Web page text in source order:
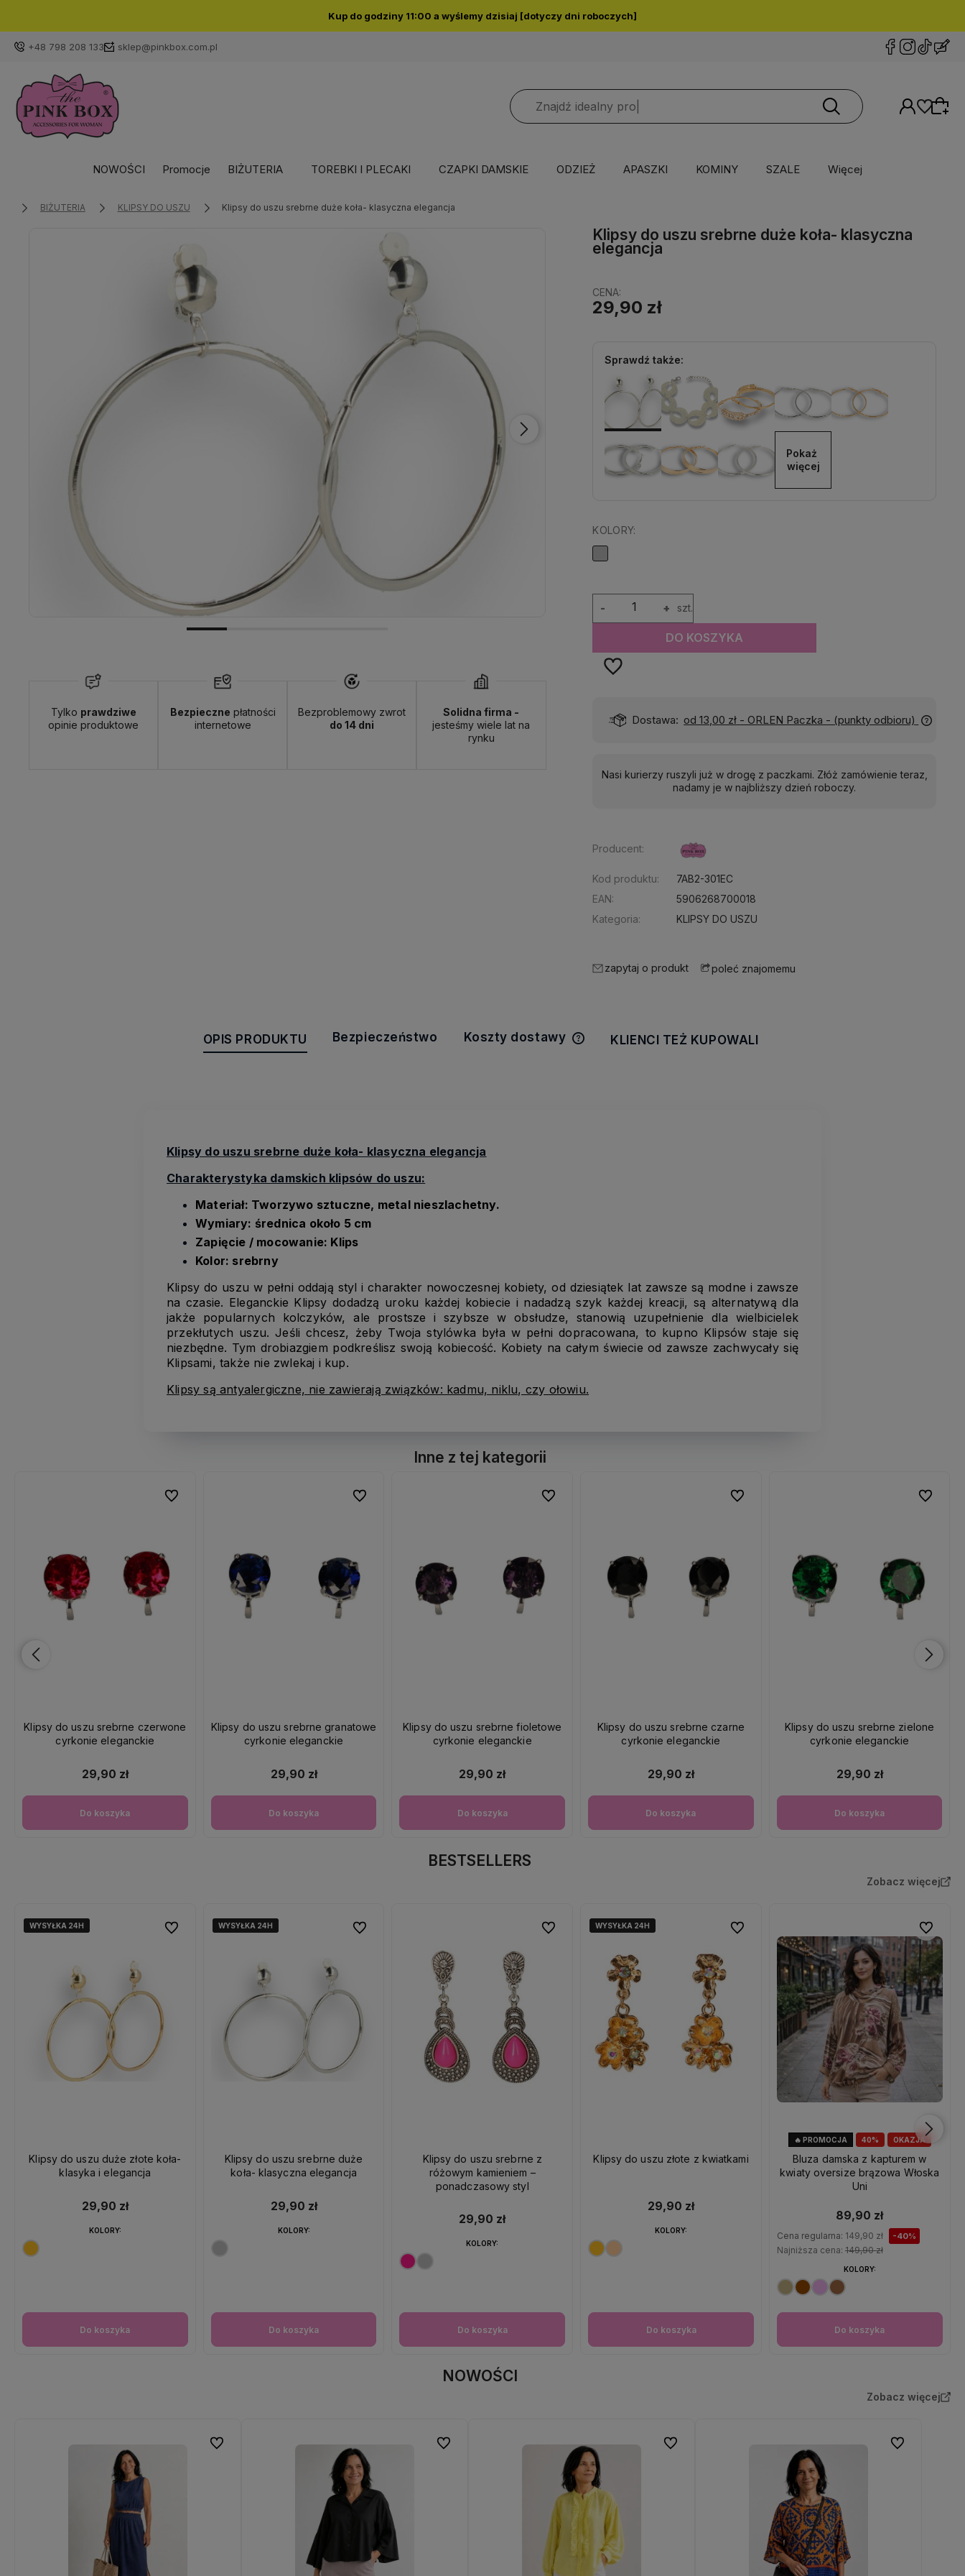
Kup do godziny 11:00 a wyślemy dzisiaj [dotyczy dni roboczych]
+48 798 208 133 sklep@pinkbox.com.pl
NOWOŚCI Promocje BIŻUTERIA TOREBKI I PLECAKI CZAPKI DAMSKIE ODZIEŻ APASZKI KOMINY SZALE Więcej
BIŻUTERIA KLIPSY DO USZU Klipsy do uszu srebrne duże koła- klasyczna elegancja
Tylko prawdziwe
opinie produktowe
Bezpieczne płatności
internetowe
Bezproblemowy zwrot
do 14 dni
Solidna firma -
jesteśmy wiele lat na
rynku
Klipsy do uszu srebrne duże koła- klasyczna
elegancja
CENA:
29,90 zł
Sprawdź także:
Pokaż
więcej
KOLORY:
+
- szt.
DO KOSZYKA
Wyślemy do Ciebie w: 24 godziny Dostawa: od 13,00 zł - ORLEN Paczka - (punkty odbioru) Wyślemy do Ciebie w: 24 godziny
Nasi kurierzy ruszyli już w drogę z paczkami. Złóż zamówienie teraz,
nadamy je w najbliższy dzień roboczy.
Producent:
Kod produktu:
7AB2-301EC
EAN:
5906268700018
Kategoria:
KLIPSY DO USZU
zapytaj o produkt poleć znajomemu
OPIS PRODUKTU Bezpieczeństwo Koszty dostawy KLIENCI TEŻ KUPOWALI
Klipsy do uszu srebrne duże koła- klasyczna elegancja
Charakterystyka damskich klipsów do uszu:
Materiał: Tworzywo sztuczne, metal nieszlachetny.
Wymiary: średnica około 5 cm
Zapięcie / mocowanie: Klips
Kolor: srebrny
Klipsy do uszu w pełni oddają styl i charakter nowoczesnej kobiety, od dziesiątek lat zawsze są modne i zawsze
na czasie. Eleganckie Klipsy dodadzą uroku każdej kobiecie i nadadzą szyk każdej kreacji, są alternatywą dla
jakże popularnych kolczyków, ale prostsze i szybsze w obsłudze, stanowią uzupełnienie dla wielbicielek
przekłutych uszu. Jeśli chcesz, żeby Twoja stylówka była w pełni dopracowana, to kupno Klipsów staje się
niezbędne. Tym drobiazgiem podkreślisz swoją kobiecość. Kobiety na całym świecie od zawsze zachwycały się
Klipsami, także nie zwlekaj i kup.
Klipsy są antyalergiczne, nie zawierają związków: kadmu, niklu, czy ołowiu.
Inne z tej kategorii
Klipsy do uszu srebrne czerwone
cyrkonie eleganckie
29,90 zł
Do koszyka
Do ulubionych
Do ulubionych
Klipsy do uszu srebrne granatowe
cyrkonie eleganckie
29,90 zł
Do koszyka
Do ulubionych
Do ulubionych
Klipsy do uszu srebrne fioletowe
cyrkonie eleganckie
29,90 zł
Do koszyka
Do ulubionych
Do ulubionych
Klipsy do uszu srebrne czarne
cyrkonie eleganckie
29,90 zł
Do koszyka
Do ulubionych
Do ulubionych
Klipsy do uszu srebrne zielone
cyrkonie eleganckie
29,90 zł
Do koszyka
Do
Do
BESTSELLERS
Zobacz więcej
WYSYŁKA 24H
WYSYŁKA 24H
WYSYŁKA 24H
Klipsy do uszu duże złote koła-
klasyka i elegancja
29,90 zł
Do koszyka
KOLORY:
Do ulubionychWYSYŁKA 24H
WYSYŁKA 24H
WYSYŁKA 24H
Klipsy do uszu srebrne duże
koła- klasyczna elegancja
29,90 zł
Do koszyka
KOLORY:
Do ulubionych
Klipsy do uszu srebrne z
różowym kamieniem –
ponadczasowy styl
29,90 zł
Do koszyka
KOLORY:
Do ulubionychWYSYŁKA 24H
WYSYŁKA 24H
Klipsy do uszu złote z kwiatkami
29,90 zł
Do koszyka
KOLORY:
Do ulubionych
40% OKAZJA
🔥 PROMOCJA
Bluza damska z kapturem w
kwiaty oversize brązowa Włoska
Uni
89,90 zł
Cena regularna: 149,90 zł -40%
Najniższa cena: 149,90 zł
Do koszyka
KOLORY:
Do
NOWOŚCI
Zobacz więcej
Do ulubionych Do ulubionych Do ulubionych Do ulubionych